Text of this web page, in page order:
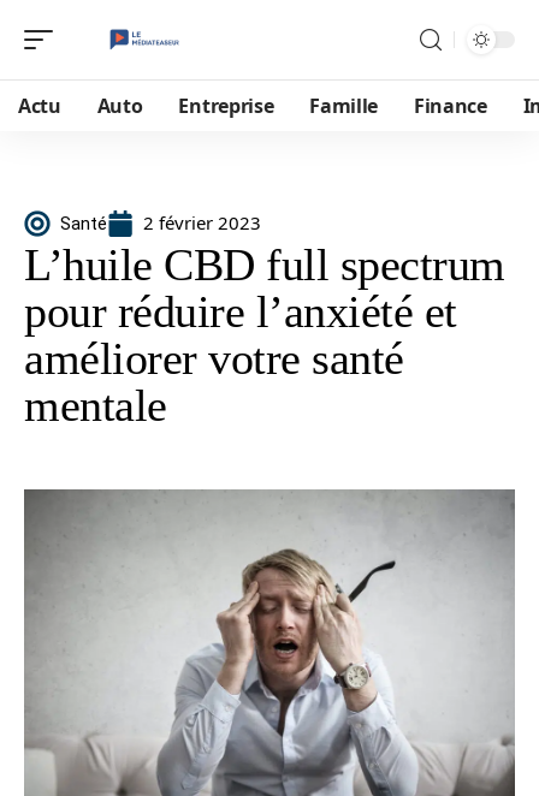
Actu Auto Entreprise Famille Finance
Santé 2 février 2023
L’huile CBD full spectrum
pour réduire l’anxiété et
améliorer votre santé
mentale